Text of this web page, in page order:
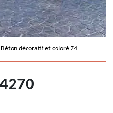
Béton décoratif et coloré 74